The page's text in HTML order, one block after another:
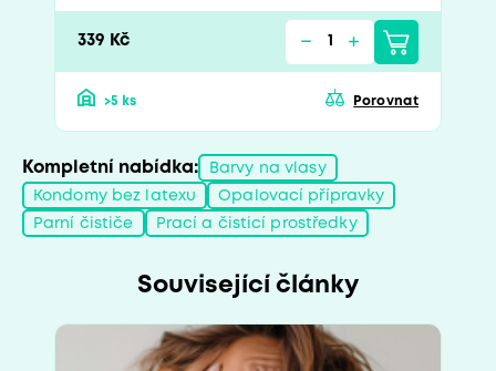
339 Kč
>5 ks Porovnat
Kompletní nabídka: Barvy na vlasy
Kondomy bez latexu Opalovací přípravky
Parní čističe Prací a čisticí prostředky
Související články